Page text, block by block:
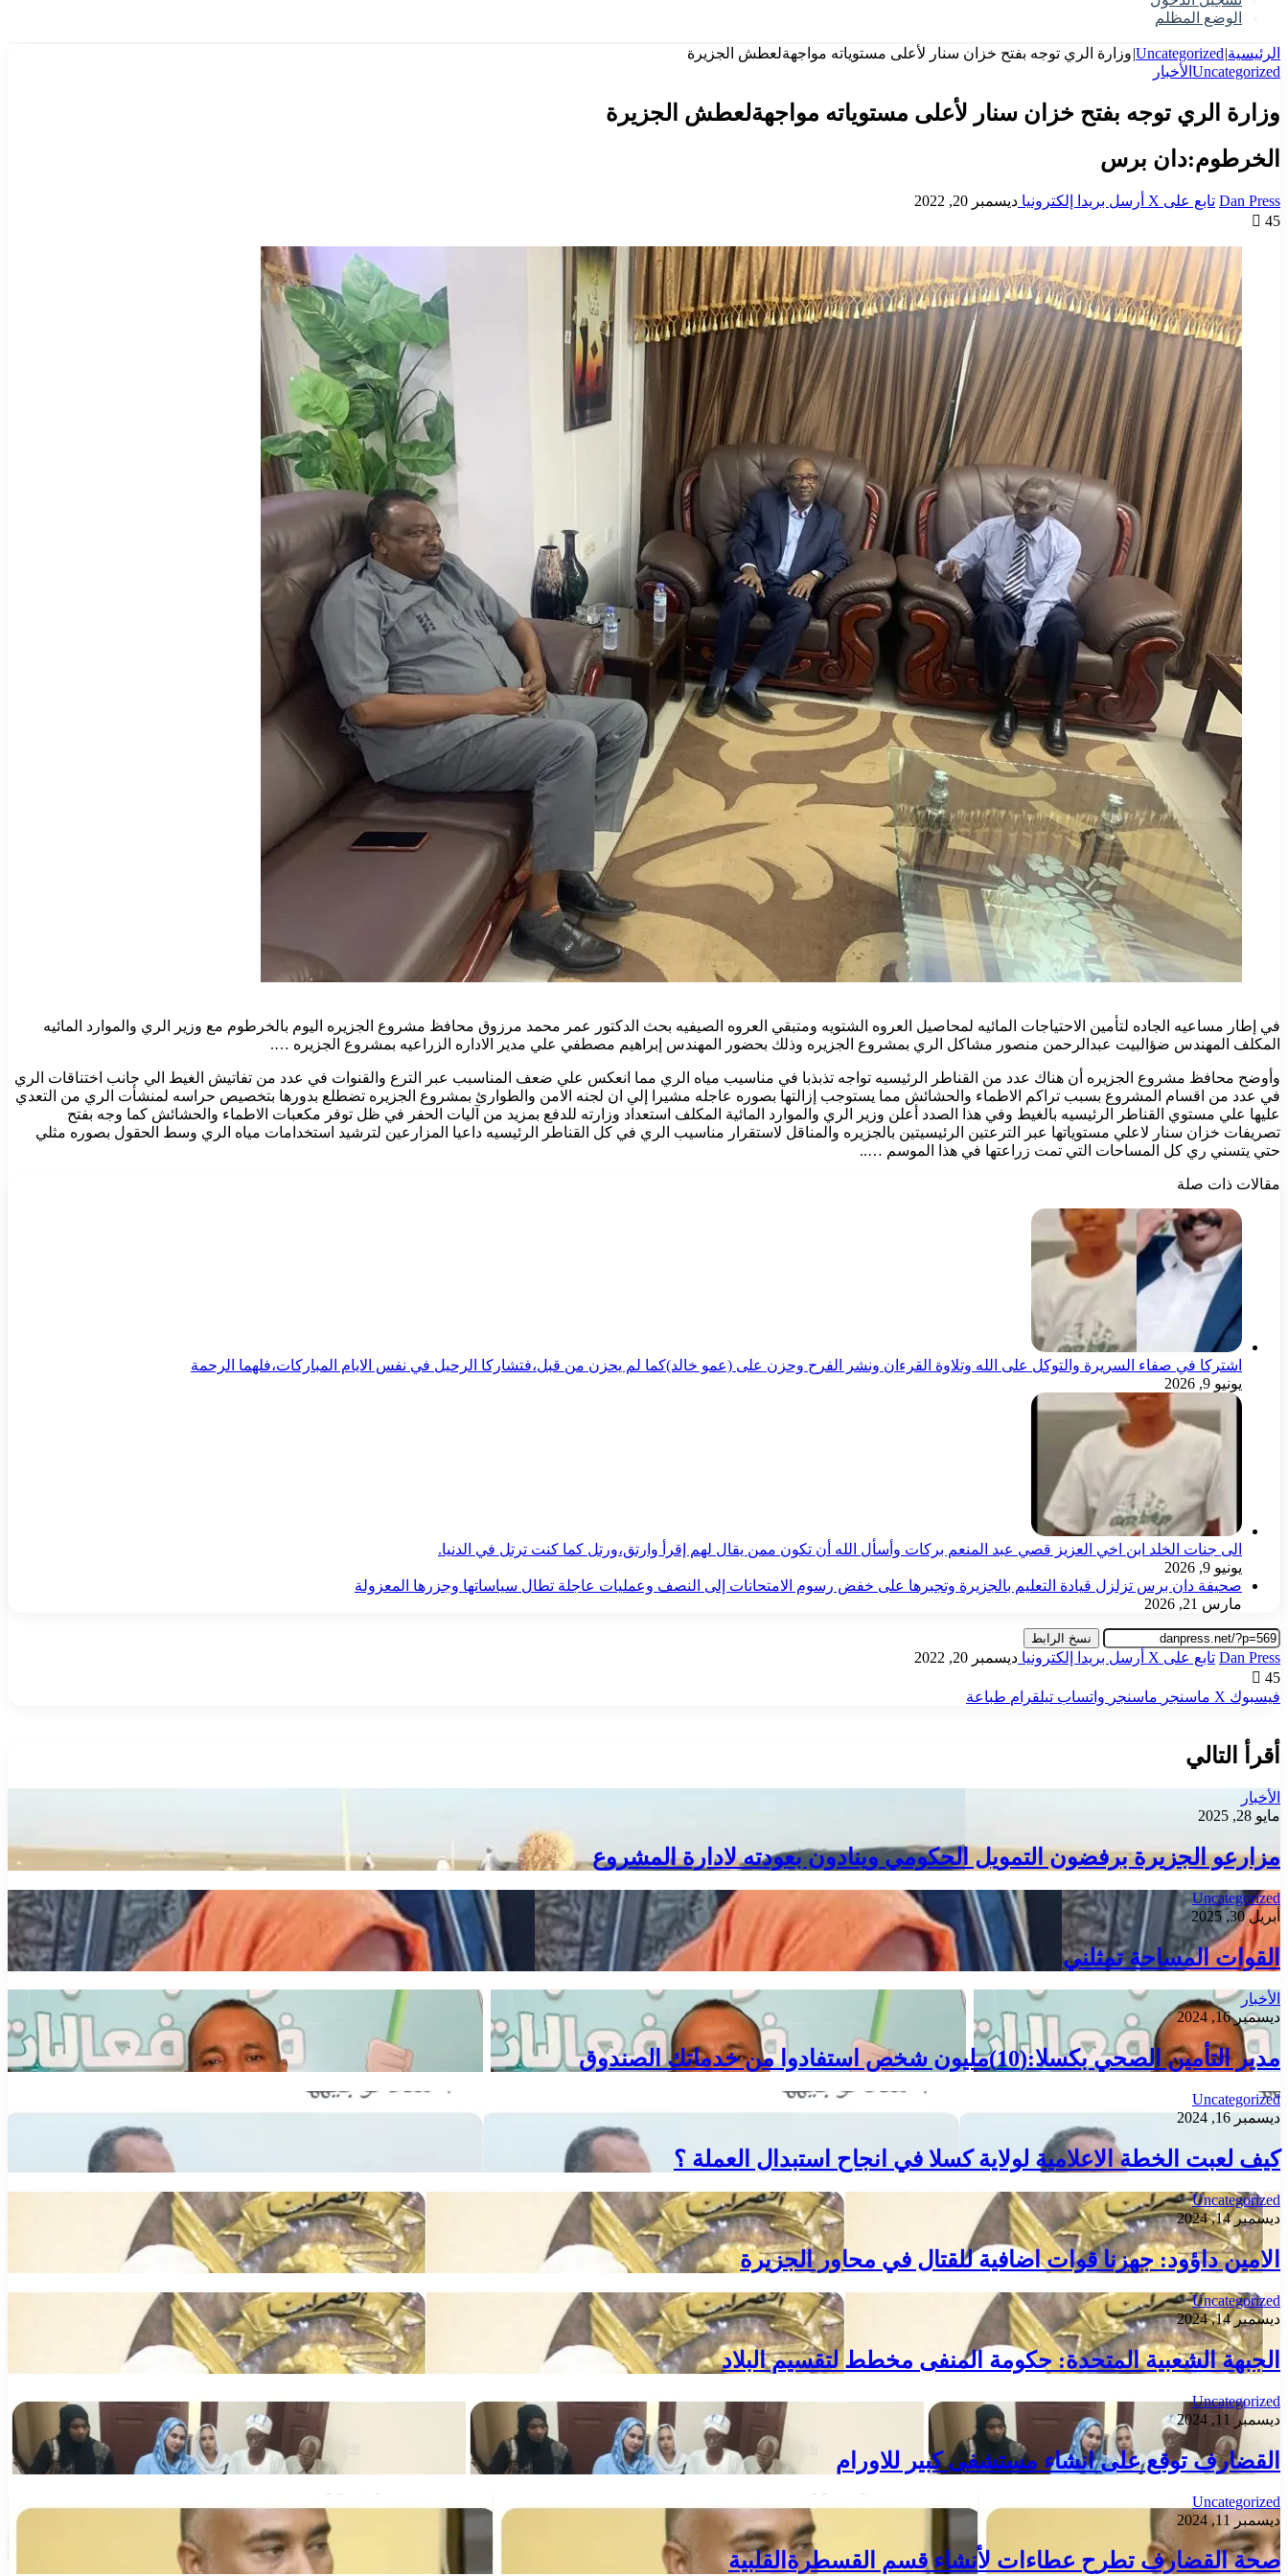
الوضع المظلم
الرئيسية|
Uncategorized
|وزارة الري توجه بفتح خزان سنار لأعلى مستوياته مواجهةلعطش الجزيرة
Uncategorized الأخبار
وزارة الري توجه بفتح خزان سنار لأعلى مستوياته مواجهةلعطش الجزيرة
الخرطوم:دان برس
Dan Press تابع على X أرسل بريدا إلكترونيا ديسمبر 20, 2022
45
في إطار مساعيه الجاده لتأمين الاحتياجات المائيه لمحاصيل العروه الشتويه ومتبقي العروه الصيفيه بحث الدكتور عمر محمد مرزوق محافظ مشروع الجزيره اليوم بالخرطوم مع وزير الري والموارد المائيه
المكلف المهندس ضؤالبيت عبدالرحمن منصور مشاكل الري بمشروع الجزيره وذلك بحضور المهندس إبراهيم مصطفي علي مدير الاداره الزراعيه بمشروع الجزيره ….
وأوضح محافظ مشروع الجزيره أن هناك عدد من القناطر الرئيسيه تواجه تذبذبا في مناسيب مياه الري مما انعكس علي ضعف المناسبب عبر الترع والقنوات في عدد من تفاتيش الغيط الي جانب اختناقات الري
في عدد من اقسام المشروع بسبب تراكم الاطماء والحشائش مما يستوجب إزالتها بصوره عاجله مشيرا إلي ان لجنه الامن والطوارئ بمشروع الجزيره تضطلع بدورها بتخصيص حراسه لمنشأت الري من التعدي
عليها علي مستوي القناطر الرئيسيه بالغيط وفي هذا الصدد أعلن وزير الري والموارد المائية المكلف استعداد وزارته للدفع بمزيد من آليات الحفر في ظل توفر مكعبات الاطماء والحشائش كما وجه بفتح
تصريفات خزان سنار لاعلي مستوياتها عبر الترعتين الرئيسيتين بالجزيره والمناقل لاستقرار مناسيب الري في كل القناطر الرئيسيه داعيا المزارعين لترشيد استخدامات مياه الري وسط الحقول بصوره مثلي
حتي يتسني ري كل المساحات التي تمت زراعتها في هذا الموسم …..
مقالات ذات صلة
اشتركا في صفاء السريرة والتوكل على الله وتلاوة القرءان ونشر الفرح وحزن على (عمو خالد)كما لم يحزن من قبل،فتشاركا الرحيل في نفس الايام المباركات،فلهما الرحمة
يونيو 9, 2026
الى جنات الخلد ابن اخي العزيز قصي عبد المنعم بركات وأسأل الله أن تكون ممن يقال لهم إقرأ وارتق،ورتل كما كنت ترتل في الدنيا.
يونيو 9, 2026
صحيفة دان برس تزلزل قيادة التعليم بالجزيرة وتجبرها على خفض رسوم الامتحانات إلى النصف وعمليات عاجلة تطال سياساتها وجزرها المعزولة
مارس 21, 2026
نسخ الرابط
Dan Press تابع على X أرسل بريدا إلكترونيا ديسمبر 20, 2022
45
فيسبوك ‫X ماسنجر ماسنجر واتساب تيلقرام طباعة
أقرأ التالي
الأخبار
مايو 28, 2025
مزارعو الجزيرة برفضون التمويل الحكومي وينادون بعودته لادارة المشروع
Uncategorized
أبريل 30, 2025
القوات المساحة تمثلني
الأخبار
ديسمبر 16, 2024
مدير التأمين الصحي بكسلا:(10)مليون شخص استفادوا من خدماتك الصندوق
Uncategorized
ديسمبر 16, 2024
كيف لعبت الخطة الاعلامية لولاية كسلا في انجاح استبدال العملة ؟
Uncategorized
ديسمبر 14, 2024
الامين داؤود: جهزنا قوات اضافية للقتال في محاور الجزيرة
Uncategorized
ديسمبر 14, 2024
الجبهة الشعبية المتحدة: حكومة المنفى مخطط لتقسيم البلاد
Uncategorized
ديسمبر 11, 2024
القضارف توقع على انشاء مستشفى كبير للاورام
Uncategorized
ديسمبر 11, 2024
صحة القضارف تطرح عطاءات لأنشاء قسم القسطرةالقلبية